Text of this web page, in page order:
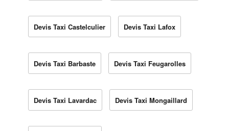
Devis Taxi Castelculier Devis Taxi Lafox
Devis Taxi Barbaste Devis Taxi Feugarolles
Devis Taxi Lavardac Devis Taxi Mongaillard